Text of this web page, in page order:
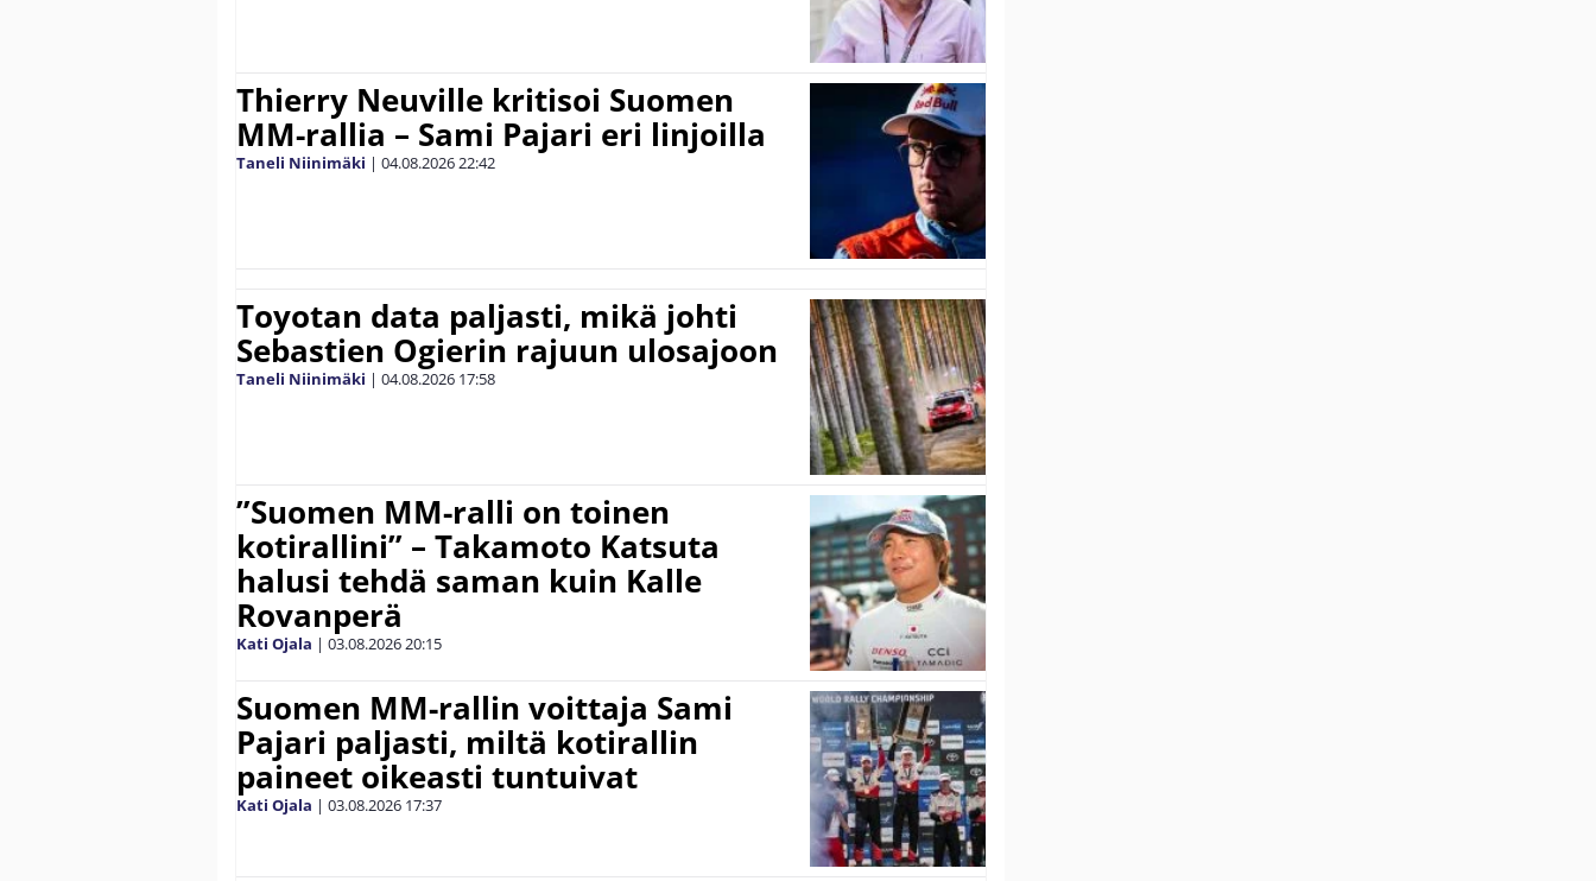
Thierry Neuville kritisoi Suomen
MM-rallia – Sami Pajari eri linjoilla
Taneli Niinimäki | 04.08.202622:42
Toyotan data paljasti, mikä johti
Sebastien Ogierin rajuun ulosajoon
Taneli Niinimäki | 04.08.2026 17:58
”Suomen MM-ralli on toinen
kotirallini” – Takamoto Katsuta
halusi tehdä saman kuin Kalle
Rovanperä
Kati Ojala | 03.08.202620:15
Suomen MM-rallin voittaja Sami
Pajari paljasti, miltä kotirallin
paineet oikeasti tuntuivat
Kati Ojala | 03.08.2026 17:37